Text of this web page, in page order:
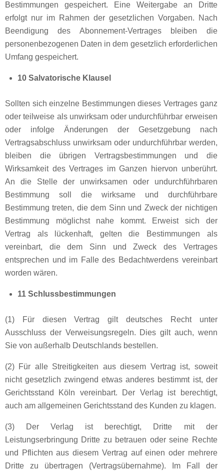
Bestimmungen gespeichert. Eine Weitergabe an Dritte
erfolgt nur im Rahmen der gesetzlichen Vorgaben. Nach
Beendigung des Abonnement-Vertrages bleiben die
personenbezogenen Daten in dem gesetzlich erforderlichen
Umfang gespeichert.
10 Salvatorische Klausel
Sollten sich einzelne Bestimmungen dieses Vertrages ganz
oder teilweise als unwirksam oder undurchführbar erweisen
oder infolge Änderungen der Gesetzgebung nach
Vertragsabschluss unwirksam oder undurchführbar werden,
bleiben die übrigen Vertragsbestimmungen und die
Wirksamkeit des Vertrages im Ganzen hiervon unberührt.
An die Stelle der unwirksamen oder undurchführbaren
Bestimmung soll die wirksame und durchführbare
Bestimmung treten, die dem Sinn und Zweck der nichtigen
Bestimmung möglichst nahe kommt. Erweist sich der
Vertrag als lückenhaft, gelten die Bestimmungen als
vereinbart, die dem Sinn und Zweck des Vertrages
entsprechen und im Falle des Bedachtwerdens vereinbart
worden wären.
11 Schlussbestimmungen
(1) Für diesen Vertrag gilt deutsches Recht unter
Ausschluss der Verweisungsregeln. Dies gilt auch, wenn
Sie von außerhalb Deutschlands bestellen.
(2) Für alle Streitigkeiten aus diesem Vertrag ist, soweit
nicht gesetzlich zwingend etwas anderes bestimmt ist, der
Gerichtsstand Köln vereinbart. Der Verlag ist berechtigt,
auch am allgemeinen Gerichtsstand des Kunden zu klagen.
(3) Der Verlag ist berechtigt, Dritte mit der
Leistungserbringung Dritte zu betrauen oder seine Rechte
und Pflichten aus diesem Vertrag auf einen oder mehrere
Dritte zu übertragen (Vertragsübernahme). Im Fall der